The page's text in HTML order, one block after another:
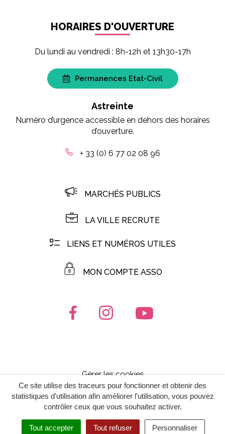
Ce site utilise des traceurs pour fonctionner et obtenir des
statistiques d'utilisation afin améliorer l'utilisation, vous pouvez
contrôler ceux que vous souhaitez activer.
Tout accepter Tout refuser Personnaliser
HORAIRES D'OUVERTURE
Du lundi au vendredi : 8h-12h et 13h30-17h
Permanences Etat-Civil
Astreinte
Numéro d’urgence accessible en dehors des horaires
d’ouverture.
+ 33 (0) 6 77 02 08 96
MARCHÉS PUBLICS
LA VILLE RECRUTE
LIENS ET NUMÉROS UTILES
MON COMPTE ASSO
Lien vers le compte Facebook
Lien vers le compte
Lien vers la chaîne
Gérer les cookies
Mentions Légales
Politique de confidentialité
Plan du site